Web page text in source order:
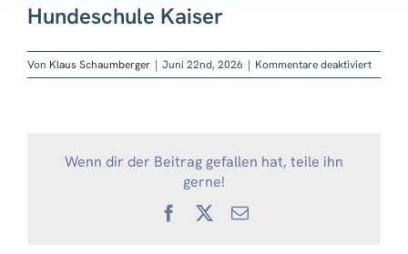
Hundeschule Kaiser
Von Klaus Schaumberger | Juni 22nd, 2026 | Kommentare deaktiviertfür
Wenn dir der Beitrag gefallen hat, teile ihn
gerne!
Facebook
X
E-